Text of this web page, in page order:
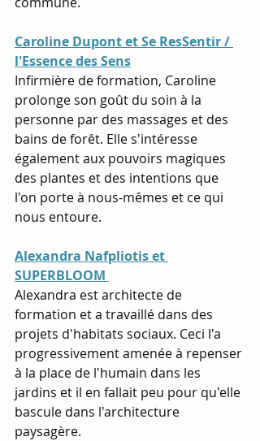
Caroline Dupont et Se ResSentir /
l'Essence des Sens
Infirmière de formation, Caroline
prolonge son goût du soin à la
personne par des massages et des
bains de forêt. Elle s'intéresse
également aux pouvoirs magiques
des plantes et des intentions que
l'on porte à nous-mêmes et ce qui
nous entoure.
Alexandra Nafpliotis et
SUPERBLOOM
Alexandra est architecte de
formation et a travaillé dans des
projets d'habitats sociaux. Ceci l'a
progressivement amenée à repenser
à la place de l'humain dans les
jardins et il en fallait peu pour qu'elle
bascule dans l'architecture
paysagère.